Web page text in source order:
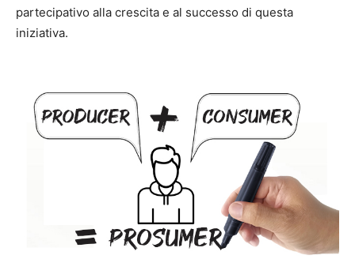
partecipativo alla crescita e al successo di questa
iniziativa.